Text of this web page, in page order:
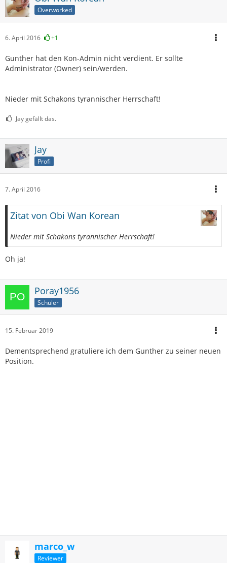
Overworked
6. April 2016 +1
Gunther hat den Kon-Admin nicht verdient. Er sollte
Administrator (Owner) sein/werden.
Nieder mit Schakons tyrannischer Herrschaft!
Jay gefällt das.
Jay
Profi
7. April 2016
Zitat von Obi Wan Korean
Nieder mit Schakons tyrannischer Herrschaft!
Oh ja!
Poray1956
Schüler
15. Februar 2019
Dementsprechend gratuliere ich dem Gunther zu seiner neuen
Position.
marco_w
Reviewer